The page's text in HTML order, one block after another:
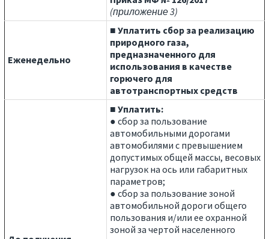
(приложение 3)
Еженедельно
■ Уплатить сбор за реализацию
природного газа,
предназначенного для
использования в качестве
горючего для
автотранспортных средств
■ Уплатить:
● сбор за пользование
автомобильными дорогами
автомобилями с превышением
допустимых общей массы, весовых
нагрузок на ось или габаритных
параметров;
● сбор за пользование зоной
автомобильной дороги общего
пользования и/или ее охранной
зоной за чертой населенного